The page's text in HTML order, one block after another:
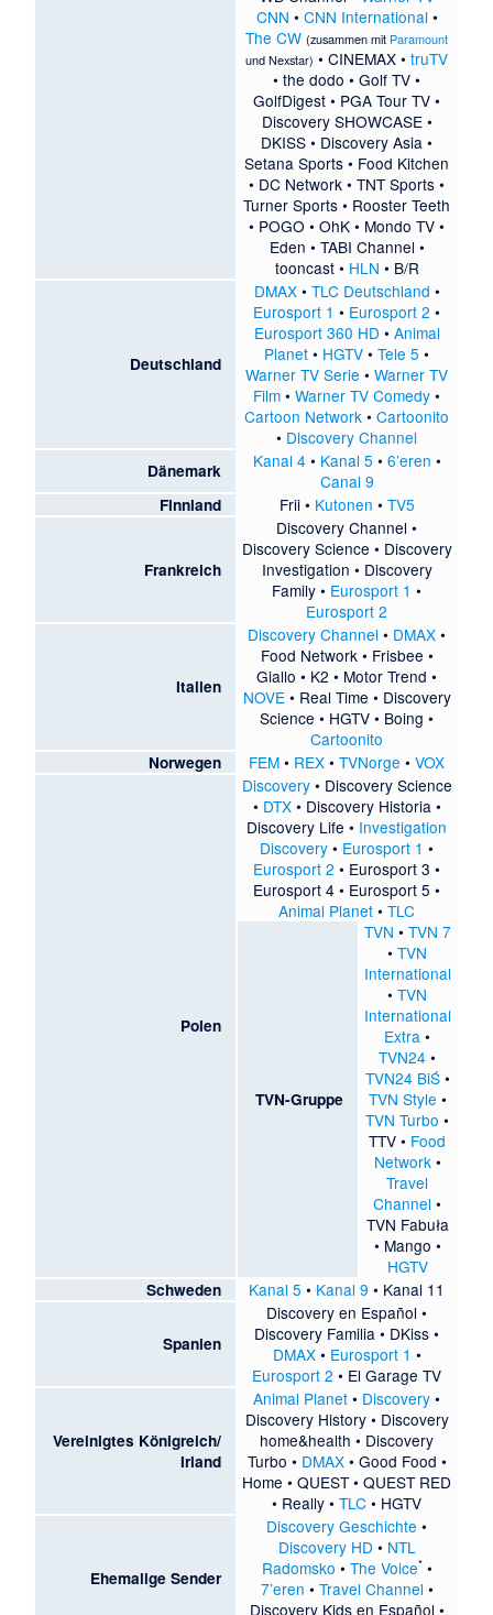
CNN • CNN International •
The CW (zusammen mit Paramount
undNexstar) •CINEMAX •truTV
•the dodo •Golf TV •
GolfDigest • PGA Tour TV •
Discovery SHOWCASE•
DKISS • Discovery Asia •
Setana Sports • Food Kitchen
• DC Network •TNT Sports •
Turner Sports • Rooster Teeth
• POGO •OhK • Mondo TV •
Eden • TABI Channel •
tooncast• HLN • B/R
Deutschland
DMAX• TLC Deutschland •
Eurosport 1 • Eurosport 2 •
Eurosport 360 HD • Animal
Planet • HGTV •Tele 5 •
Warner TV Serie •Warner TV
Film •Warner TV Comedy •
Cartoon Network •Cartoonito
• Discovery Channel
Dänemark Kanal 4• Kanal 5 • 6’eren •
Canal 9
Finnland Frii• Kutonen • TV5
Frankreich
Discovery Channel •
Discovery Science • Discovery
Investigation • Discovery
Family • Eurosport 1 •
Eurosport 2
Italien
Discovery Channel • DMAX •
Food Network• Frisbee •
Giallo • K2 • Motor Trend •
NOVE• Real Time • Discovery
Science • HGTV • Boing •
Cartoonito
Norwegen FEM • REX •TVNorge •VOX
Polen
Discovery• Discovery Science
• DTX• Discovery Historia •
Discovery Life • Investigation
Discovery • Eurosport 1 •
Eurosport 2 • Eurosport 3 •
Eurosport 4 • Eurosport 5 •
Animal Planet •TLC
TVN-Gruppe
TVN • TVN 7
•TVN
International
•TVN
International
Extra •
TVN24 •
TVN24 BiŚ•
TVN Style •
TVN Turbo •
TTV • Food
Network•
Travel
Channel •
TVN Fabuła
• Mango •
HGTV
Schweden Kanal 5 • Kanal 9 • Kanal 11
Spanien
Discovery en Español •
Discovery Familia • DKiss •
DMAX• Eurosport 1 •
Eurosport 2 • El Garage TV
Vereinigtes Königreich/
Irland
Animal Planet • Discovery •
Discovery History• Discovery
home&health • Discovery
Turbo • DMAX• Good Food •
Home •QUEST•QUEST RED
• Really •TLC • HGTV
Ehemalige Sender
Discovery Geschichte •
Discovery HD • NTL
Radomsko • The Voice*•
7’eren • Travel Channel •
Discovery Kids en Español •